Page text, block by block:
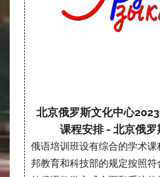
北京俄罗斯文化中心
课程安排 - 北京俄
俄语培训班设有综合的学术
邦教育和科技部的规定按照